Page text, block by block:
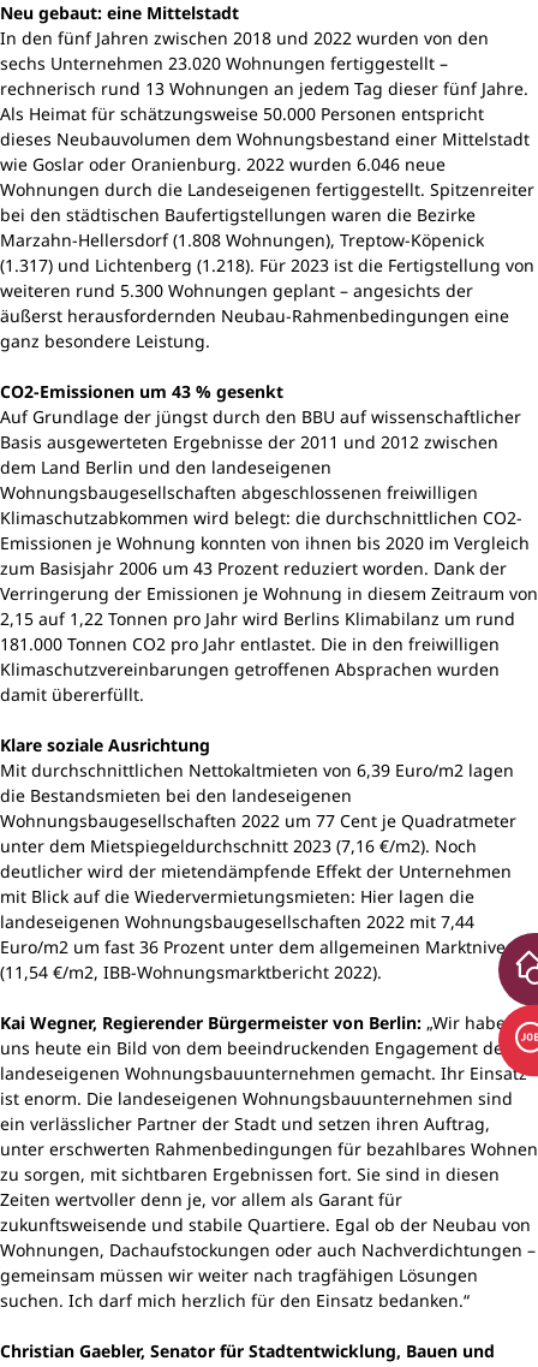
Neu gebaut: eine Mittelstadt
In den fünf Jahren zwischen 2018 und 2022 wurden von den
sechs Unternehmen 23.020 Wohnungen fertiggestellt –
rechnerisch rund 13 Wohnungen an jedem Tag dieser fünf Jahre.
Als Heimat für schätzungsweise 50.000 Personen entspricht
dieses Neubauvolumen dem Wohnungsbestand einer Mittelstadt
wie Goslar oder Oranienburg. 2022 wurden 6.046 neue
Wohnungen durch die Landeseigenen fertiggestellt. Spitzenreiter
bei den städtischen Baufertigstellungen waren die Bezirke
Marzahn-Hellersdorf (1.808 Wohnungen), Treptow-Köpenick
(1.317) und Lichtenberg (1.218). Für 2023 ist die Fertigstellung von
weiteren rund 5.300 Wohnungen geplant – angesichts der
äußerst herausfordernden Neubau-Rahmenbedingungen eine
ganz besondere Leistung.
CO2-Emissionen um 43 % gesenkt
Auf Grundlage der jüngst durch den BBU auf wissenschaftlicher
Basis ausgewerteten Ergebnisse der 2011 und 2012 zwischen
dem Land Berlin und den landeseigenen
Wohnungsbaugesellschaften abgeschlossenen freiwilligen
Klimaschutzabkommen wird belegt: die durchschnittlichen CO2-
Emissionen je Wohnung konnten von ihnen bis 2020 im Vergleich
zum Basisjahr 2006 um 43 Prozent reduziert worden. Dank der
Verringerung der Emissionen je Wohnung in diesem Zeitraum von
2,15 auf 1,22 Tonnen pro Jahr wird Berlins Klimabilanz um rund
181.000 Tonnen CO2 pro Jahr entlastet. Die in den freiwilligen
Klimaschutzvereinbarungen getroffenen Absprachen wurden
damit übererfüllt.
Klare soziale Ausrichtung
Mit durchschnittlichen Nettokaltmieten von 6,39 Euro/m2 lagen
die Bestandsmieten bei den landeseigenen
Wohnungsbaugesellschaften 2022 um 77 Cent je Quadratmeter
unter dem Mietspiegeldurchschnitt 2023 (7,16 €/m2). Noch
deutlicher wird der mietendämpfende Effekt der Unternehmen
mit Blick auf die Wiedervermietungsmieten: Hier lagen die
landeseigenen Wohnungsbaugesellschaften 2022 mit 7,44
Euro/m2 um fast 36 Prozent unter dem allgemeinen Marktniveau
(11,54 €/m2, IBB-Wohnungsmarktbericht 2022).
Kai Wegner, Regierender Bürgermeister von Berlin: „Wir haben
uns heute ein Bild von dem beeindruckenden Engagement der
landeseigenen Wohnungsbauunternehmen gemacht. Ihr Einsatz
ist enorm. Die landeseigenen Wohnungsbauunternehmen sind
ein verlässlicher Partner der Stadt und setzen ihren Auftrag,
unter erschwerten Rahmenbedingungen für bezahlbares Wohnen
zu sorgen, mit sichtbaren Ergebnissen fort. Sie sind in diesen
Zeiten wertvoller denn je, vor allem als Garant für
zukunftsweisende und stabile Quartiere. Egal ob der Neubau von
Wohnungen, Dachaufstockungen oder auch Nachverdichtungen –
gemeinsam müssen wir weiter nach tragfähigen Lösungen
suchen. Ich darf mich herzlich für den Einsatz bedanken.“
Christian Gaebler, Senator für Stadtentwicklung, Bauen und